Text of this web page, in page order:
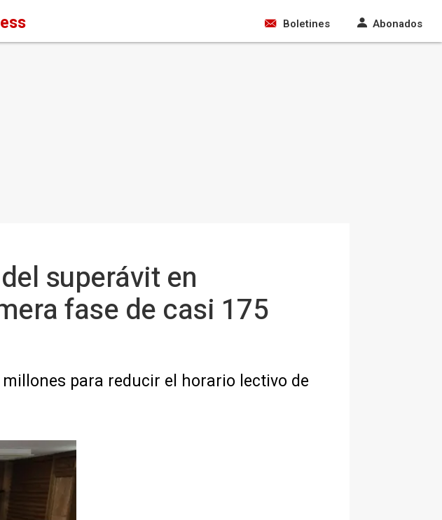
Boletines Abonados
superávit en
fase de casi 175
para reducir el horario lectivo de